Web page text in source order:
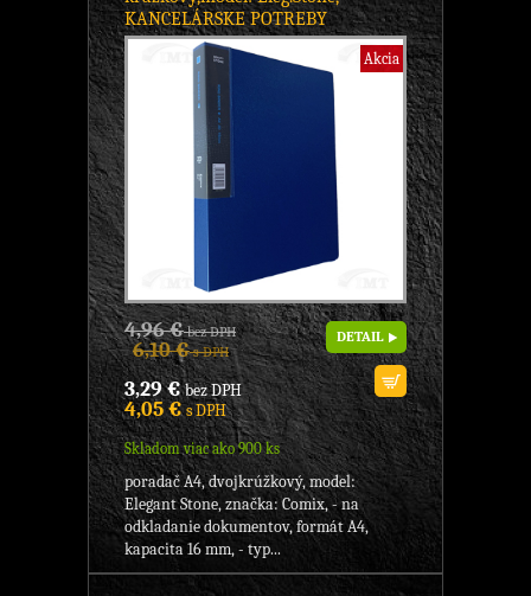
KANCELÁRSKE POTREBY
Akcia
4,96 €bez DPH
6,10 €s DPH
3,29 €bez DPH
4,05 €s DPH
Skladom viac ako 900 ks
DETAIL
poradač A4, dvojkrúžkový, model:
Elegant Stone, značka: Comix, - na
odkladanie dokumentov, formát A4,
kapacita 16 mm, - typ...